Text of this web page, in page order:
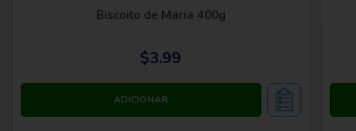
Biscoito de Maria 400g
$3.99